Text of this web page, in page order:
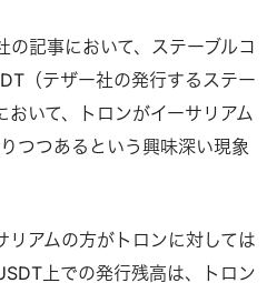
記事において、ステーブルコ
（テザー社の発行するステー
おいて、トロンがイーサリアム
つつあるという興味深い現象
リアムの方がトロンに対しては
上での発行残高は、トロン